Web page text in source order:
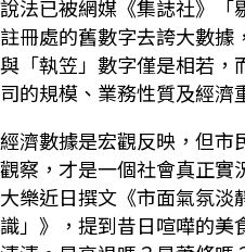
說法已被網媒《集誌社》「
註冊處的舊數字去誇大數據
與「執笠」數字僅是相若，
司的規模、業務性質及經濟
經濟數據是宏觀反映，但市
觀察，才是一個社會真正實
大樂近日撰文《市面氣氛淡
識」》，提到昔日喧嘩的美